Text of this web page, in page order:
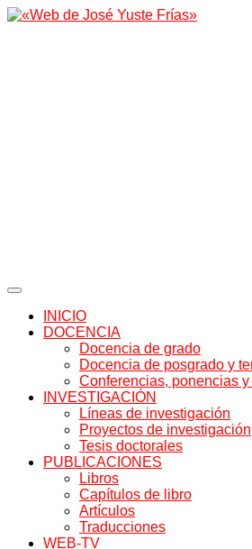
INICIO
DOCENCIA
Docencia de grado
Docencia de posgrado y
Conferencias, ponencias
INVESTIGACIÓN
Líneas de investigación
Proyectos de investigación
Tesis doctorales
PUBLICACIONES
Libros
Capítulos de libro
Artículos
Traducciones
WEB-TV